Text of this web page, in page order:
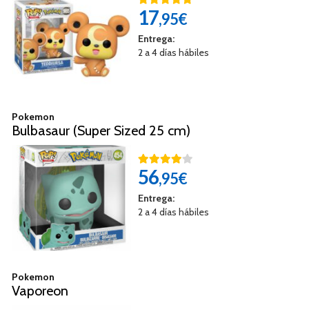
17,95€
Entrega:
2 a 4 días hábiles
Pokemon
Bulbasaur (Super Sized 25 cm)
56,95€
Entrega:
2 a 4 días hábiles
Pokemon
Vaporeon